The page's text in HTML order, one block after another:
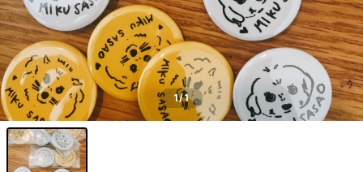
1/1